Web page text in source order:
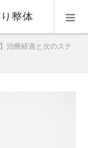
整体
治療経過と次のステ